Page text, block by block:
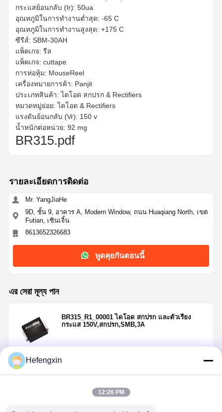
กระแสย้อนกลับ (Ir): 50ua
อุณหภูมิในการทำงานต่ำสุด: -65 C
อุณหภูมิในการทำงานสูงสุด: +175 C
ซีรีส์: SBM-30AH
แพ็คเกจ: รีล
แพ็คเกจ: cuttape
การห่อหุ้ม: MouseReel
เครื่องหมายการค้า: Panjit
ประเภทสินค้า: ไดโอด สกปรก & Rectifiers
หมวดหมู่ย่อย: ไดโอด & Rectifiers
แรงดันย้อนกลับ (Vr): 150 v
น้ำหนักต่อหน่วย: 92 mg
BR315.pdf
รายละเอียดการติดต่อ
Mr. YangJiaHe
9D, ชั้น 9, อาคาร A, Modern Window, ถนน Huaqiang North, เขต
Futian, เซินเจิ้น
8613652326683
พูดคุยกันตอนนี้
এর সেরা মূল্য পান
BR315_R1_00001 ไดโอด สกปรก และตัวเรียง
กระแส 150V,สกปรก,SMB,3A
Hefengxin
12:26 PM